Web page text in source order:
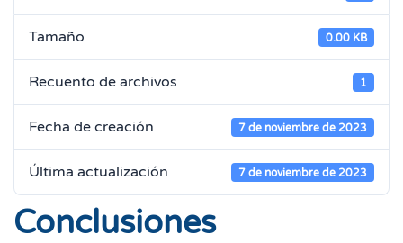
Tamaño 0.00 KB
Recuento de archivos 1
Fecha de creación 7 de noviembre de 2023
Última actualización 7 de noviembre de 2023
Conclusiones